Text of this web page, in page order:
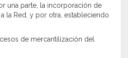
una parte, la incorporación de
la Red, y por otra, estableciendo
de mercantilización del